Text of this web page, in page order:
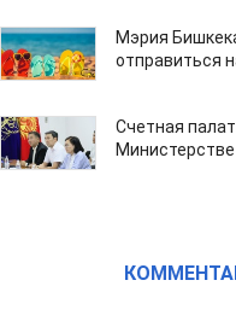
Мэрия
отправиться
Счетная
Министерстве